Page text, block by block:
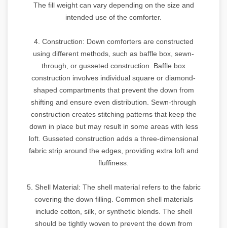
The fill weight can vary depending on the size and
intended use of the comforter.
4. Construction: Down comforters are constructed
using different methods, such as baffle box, sewn-
through, or gusseted construction. Baffle box
construction involves individual square or diamond-
shaped compartments that prevent the down from
shifting and ensure even distribution. Sewn-through
construction creates stitching patterns that keep the
down in place but may result in some areas with less
loft. Gusseted construction adds a three-dimensional
fabric strip around the edges, providing extra loft and
fluffiness.
5. Shell Material: The shell material refers to the fabric
covering the down filling. Common shell materials
include cotton, silk, or synthetic blends. The shell
should be tightly woven to prevent the down from